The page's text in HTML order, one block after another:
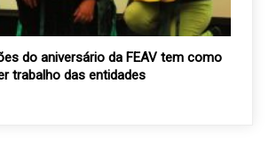
do aniversário da FEAV tem como
trabalho das entidades